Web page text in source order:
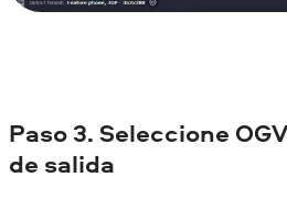
Paso 3. Seleccione
de salida